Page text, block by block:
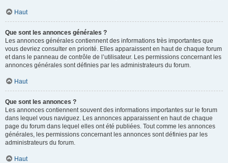
Haut
Que sont les annonces générales ?
Les annonces générales contiennent des informations très importantes que
vous devriez consulter en priorité. Elles apparaissent en haut de chaque forum
et dans le panneau de contrôle de l’utilisateur. Les permissions concernant les
annonces générales sont définies par les administrateurs du forum.
Haut
Que sont les annonces ?
Les annonces contiennent souvent des informations importantes sur le forum
dans lequel vous naviguez. Les annonces apparaissent en haut de chaque
page du forum dans lequel elles ont été publiées. Tout comme les annonces
générales, les permissions concernant les annonces sont définies par les
administrateurs du forum.
Haut